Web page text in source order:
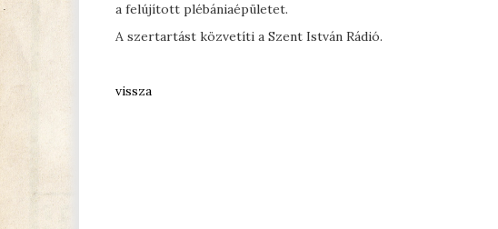
a felújított plébániaépületet.
A szertartást közvetíti a Szent István Rádió.
vissza